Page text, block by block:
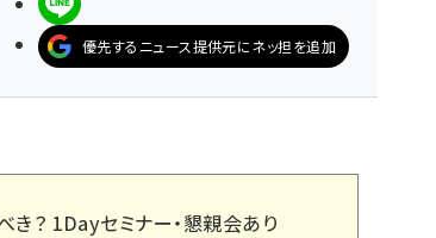
優先するニュース提供元にネッ担を追加
？ 1Dayセミナー・懇親会あり